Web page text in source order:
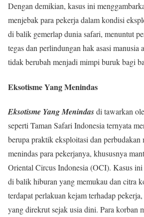
Dengan demikian, kasus ini
menjebak para pekerja dalam kondisi
di balik gemerlap dunia safari, menuntut
tegas dan perlindungan hak asasi manusia
tidak berubah menjadi mimpi buruk bagi
Eksotisme Yang Menindas
Eksotisme Yang Menindasdi tawarkan
seperti Taman Safari Indonesia ternyata
berupa praktik eksploitasi dan perbudakan
menindas para pekerjanya, khususnya
Oriental Circus Indonesia (OCI). Kasus
di balik hiburan yang memukau dan citra
terdapat perlakuan kejam terhadap
yang direkrut sejak usia dini. Para korban